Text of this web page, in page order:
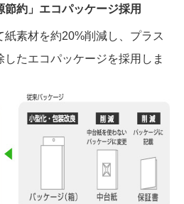
約」エコパッケージ採用
素材を約20%削減し、プラス
たエコパッケージを採用しま